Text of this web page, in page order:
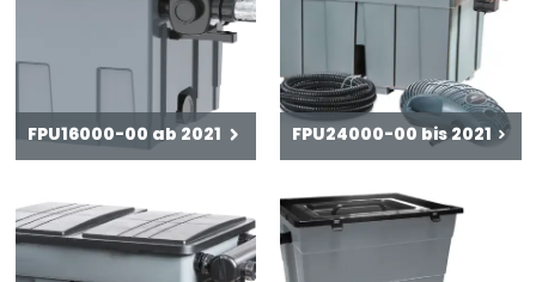
FPU16000-00 ab 2021 FPU24000-00 bis 2021